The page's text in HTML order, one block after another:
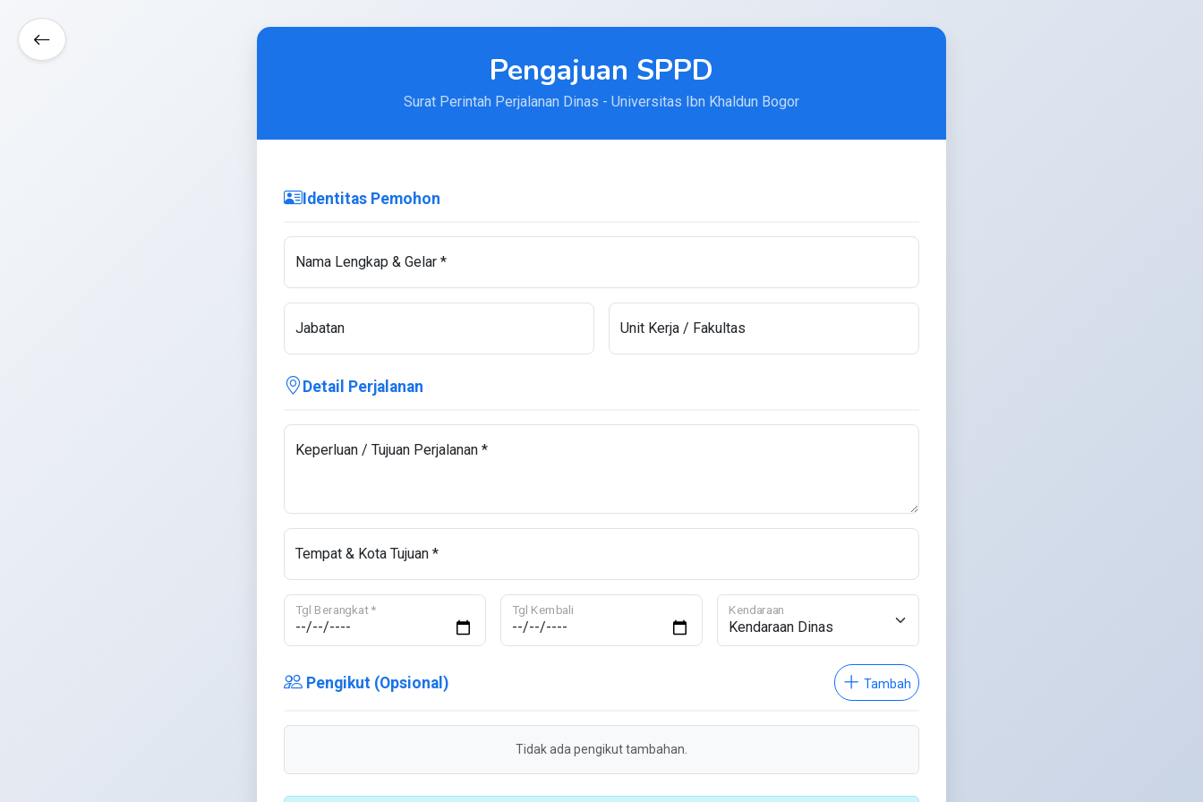
Pengajuan SPPD
Surat Perintah Perjalanan Dinas - Universitas Ibn Khaldun Bogor
Identitas Pemohon
Nama Lengkap & Gelar *
Jabatan Unit Kerja / Fakultas
Detail Perjalanan
Keperluan / Tujuan Perjalanan *
Tempat & Kota Tujuan *
Tgl Berangkat * Tgl Kembali Kendaraan
Pengikut (Opsional) Tambah
Tidak ada pengikut tambahan.